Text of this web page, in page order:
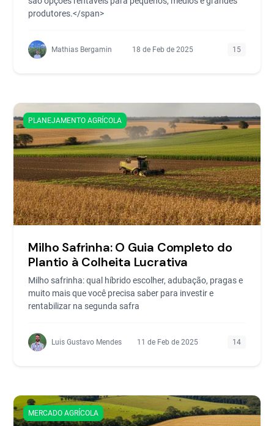
produtores.</span>
Mathias Bergamin 18 de Feb de 2025 15
PLANEJAMENTO AGRÍCOLA
Milho Safrinha: O Guia Completo do
Plantio à Colheita Lucrativa
Milho safrinha: qual híbrido escolher, adubação, pragas e
muito mais que você precisa saber para investir e
rentabilizar na segunda safra
Luis Gustavo Mendes 11 de Feb de 2025 14
MERCADO AGRÍCOLA